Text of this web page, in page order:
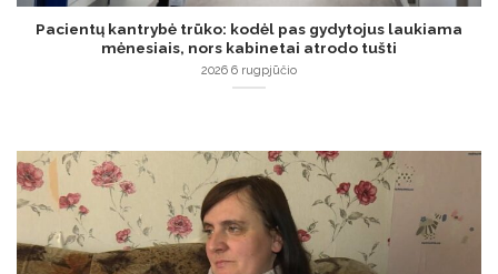
Pacientų kantrybė trūko: kodėl pas gydytojus laukiama
mėnesiais, nors kabinetai atrodo tušti
2026 6 rugpjūčio